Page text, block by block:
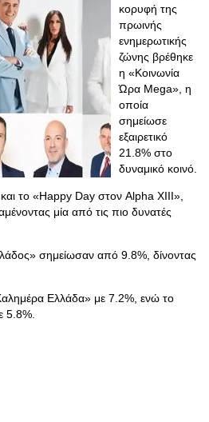
κορυφή της
πρωινής
ενημερωτικής
ζώνης βρέθηκε
η «Κοινωνία
Ώρα Mega», η
οποία
σημείωσε
εξαιρετικό
21.8% στο
δυναμικό κοινό.
το «Happy Day στον Alpha XIII»,
μία από τις πιο δυνατές
σημείωσαν από 9.8%, δίνοντας
Ελλάδα» με 7.2%, ενώ το
5.8%.